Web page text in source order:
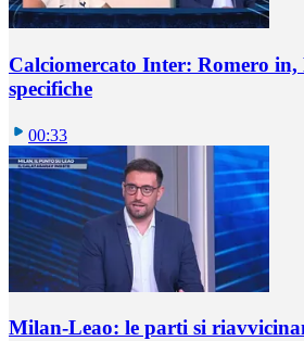
Calciomercato Inter: Romero
specifiche
00:33
Milan-Leao: le parti si